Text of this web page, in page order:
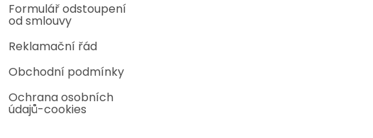
Formulář odstoupení
od smlouvy
Reklamační řád
Obchodní podmínky
Ochrana osobních
údajů-cookies